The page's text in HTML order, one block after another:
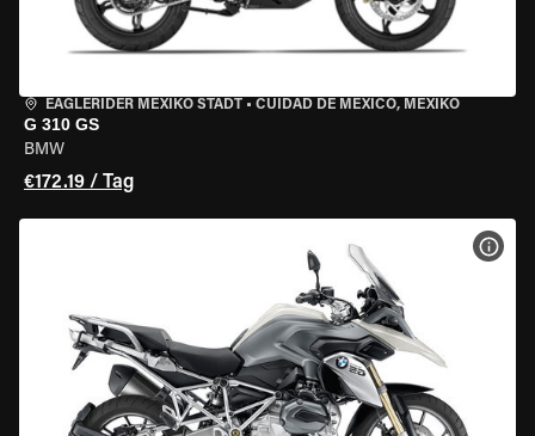
EAGLERIDER MEXIKO STADT • CUIDAD DE MEXICO, MEXIKO
G 310 GS
BMW
€172.19 / Tag